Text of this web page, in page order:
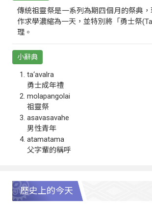
傳統祖靈祭是一系列為期四個月的祭典
作求學濃縮為一天，並特別將「勇士祭
理。
小辭典
ta‘avalra
勇士成年禮
molapangolai
祖靈祭
asavasavahe
男性青年
atamatama
父字輩的稱呼
歷史上的今天